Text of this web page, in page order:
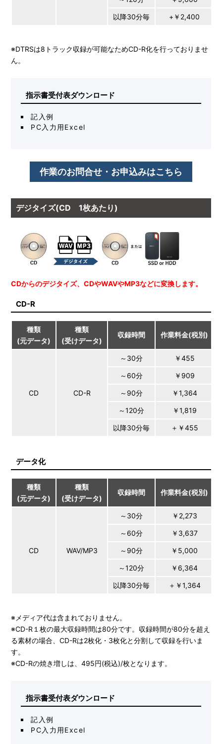
以降30分毎 +￥2,400
※DTRSは8トラック収録が可能なためCD-R化を行っておりませ
ん。
指示書受付表ダウンロード
記入例
PC入力用Excel
作業のお問合せ・お申込みはこちら
デジタイズ(CD 1枚あたり)
CDからのデジタイズ、CDやWAVやMP3などに変換します。
CD-R
種類
(元データ)
種類
(受けデータ)
収録時間 作業料金(税別)
CD CD-R
～30分 ￥455
～60分 ￥909
～90分 ￥1,364
～120分 ￥1,819
以降30分毎 ＋￥455
データ化
種類
(元データ)
種類
(受けデータ)
収録時間 作業料金(税別)
CD WAV/MP3
～30分 ￥2,273
～60分 ￥3,637
～90分 ￥5,000
～120分 ￥6,364
以降30分毎 ＋￥1,364
※メディア代は含まれておりません。
※CD-R１枚の最大収録時間は80分です。収録時間が80分を超え
る素材の場合、CD-Rは2枚化・3枚化と分割して収録を行いま
す。
※CD-Rの焼き増しは、495円(税込)/枚となります。
指示書受付表ダウンロード
記入例
PC入力用Excel